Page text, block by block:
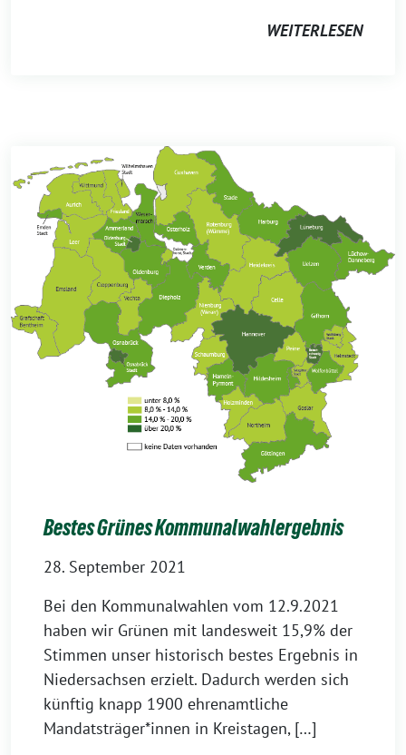
WEITERLESEN
Bestes Grünes Kommunalwahlergebnis
28. September 2021
Bei den Kommunalwahlen vom 12.9.2021
haben wir Grünen mit landesweit 15,9% der
Stimmen unser historisch bestes Ergebnis in
Niedersachsen erzielt. Dadurch werden sich
künftig knapp 1900 ehrenamtliche
Mandatsträger*innen in Kreistagen, […]